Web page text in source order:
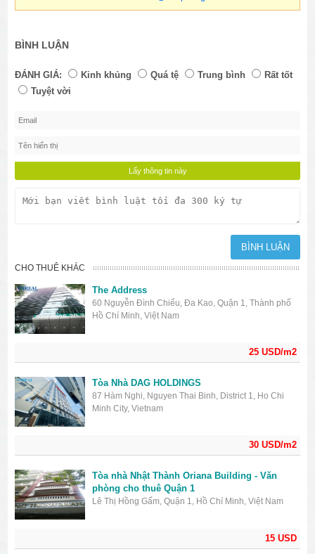
BÌNH LUẬN
ĐÁNH GIÁ: Kinh khủng Quá tệ Trung bình
Rất tốt
Tuyệt vời
CHO THUÊ KHÁC
25 USD/m2
The Address
60 Nguyễn Đình Chiểu, Đa Kao, Quận 1, Thành phố
Hồ Chí Minh, Việt Nam
30 USD/m2
Tòa Nhà DAG HOLDINGS
87 Hàm Nghi, Nguyen Thai Binh, District 1, Ho Chi
Minh City, Vietnam
15 USD
Tòa nhà Nhật Thành Oriana Building - Văn
phòng cho thuê Quận 1
Lê Thị Hồng Gấm, Quận 1, Hồ Chí Minh, Việt Nam